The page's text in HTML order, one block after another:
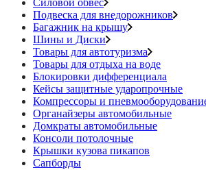
Силовой обвес
Подвеска для внедорожников
Багажник на крышу
Шины и Диски
Товары для автотуризма
Товары для отдыха на воде
Блокировки дифференциала
Кейсы защитные ударопрочные
Компрессоры и
Органайзеры автомобильные
Домкраты автомобильные
Консоли потолочные
Крышки кузова пикапов
Сапборды